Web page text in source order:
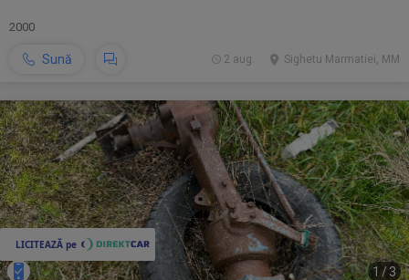
2000
Sună Sighetu Marmatiei, MM
2 aug.
1 /3